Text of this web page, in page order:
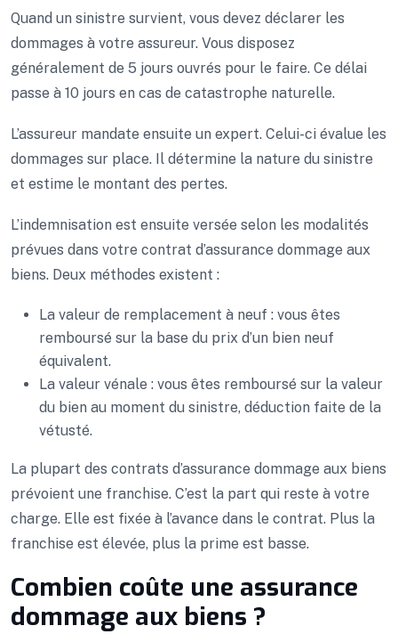
Quand un sinistre survient, vous devez déclarer les
dommages à votre assureur. Vous disposez
généralement de 5 jours ouvrés pour le faire. Ce délai
passe à 10 jours en cas de catastrophe naturelle.
L’assureur mandate ensuite un expert. Celui-ci évalue les
dommages sur place. Il détermine la nature du sinistre
et estime le montant des pertes.
L’indemnisation est ensuite versée selon les modalités
prévues dans votre contrat d’assurance dommage aux
biens. Deux méthodes existent :
La valeur de remplacement à neuf : vous êtes
remboursé sur la base du prix d’un bien neuf
équivalent.
La valeur vénale : vous êtes remboursé sur la valeur
du bien au moment du sinistre, déduction faite de la
vétusté.
La plupart des contrats d’assurance dommage aux biens
prévoient une franchise. C’est la part qui reste à votre
charge. Elle est fixée à l’avance dans le contrat. Plus la
franchise est élevée, plus la prime est basse.
Combien coûte une assurance
dommage aux biens ?